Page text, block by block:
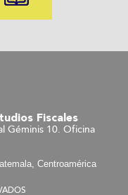
Fiscales
Géminis 10. Oficina
Centroamérica